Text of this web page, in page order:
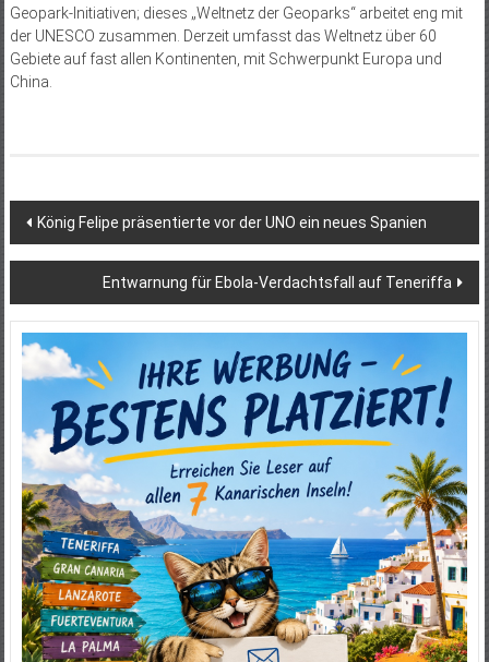
Geopark-Initiativen; dieses „Weltnetz der Geoparks“ arbeitet eng mit
der UNESCO zusammen. Derzeit umfasst das Weltnetz über 60
Gebiete auf fast allen Kontinenten, mit Schwerpunkt Europa und
China.
Beitragsnavigation
König Felipe präsentierte vor der UNO ein neues Spanien
Entwarnung für Ebola-Verdachtsfall auf Teneriffa